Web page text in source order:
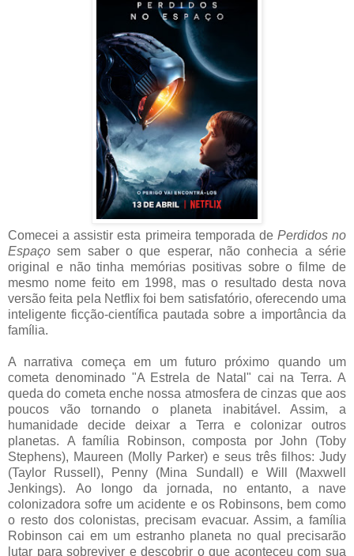
Comecei a assistir esta primeira temporada de Perdidos no
Espaço sem saber o que esperar, não conhecia a série
original e não tinha memórias positivas sobre o filme de
mesmo nome feito em 1998, mas o resultado desta nova
versão feita pela Netflix foi bem satisfatório, oferecendo uma
inteligente ficção-científica pautada sobre a importância da
família.
A narrativa começa em um futuro próximo quando um
cometa denominado "A Estrela de Natal" cai na Terra. A
queda do cometa enche nossa atmosfera de cinzas que aos
poucos vão tornando o planeta inabitável. Assim, a
humanidade decide deixar a Terra e colonizar outros
planetas. A família Robinson, composta por John (Toby
Stephens), Maureen (Molly Parker) e seus três filhos: Judy
(Taylor Russell), Penny (Mina Sundall) e Will (Maxwell
Jenkings). Ao longo da jornada, no entanto, a nave
colonizadora sofre um acidente e os Robinsons, bem como
o resto dos colonistas, precisam evacuar. Assim, a família
Robinson cai em um estranho planeta no qual precisarão
lutar para sobreviver e descobrir o que aconteceu com sua